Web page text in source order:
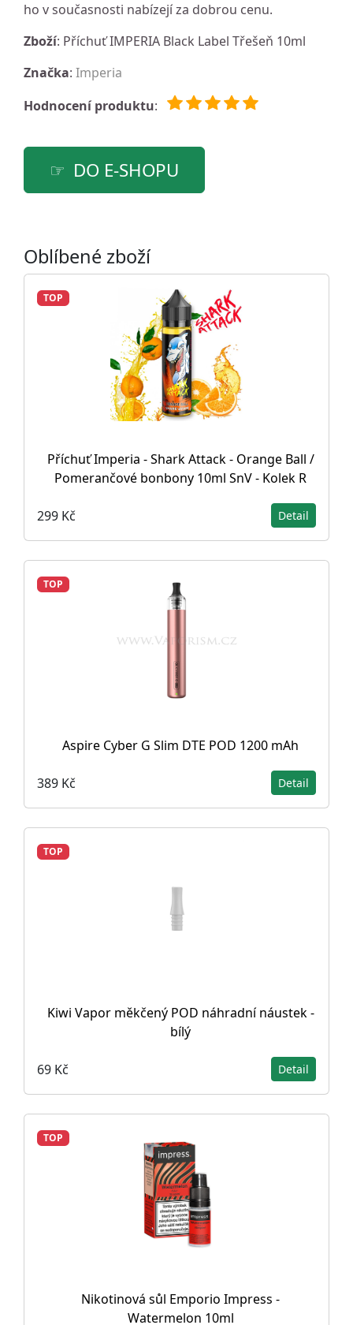
ho v současnosti nabízejí za dobrou cenu.
Zboží: Příchuť IMPERIA Black Label Třešeň 10ml
Značka: Imperia
Hodnocení produktu:
DO E-SHOPU
Oblíbené zboží
TOP
Příchuť Imperia - Shark Attack - Orange Ball /
Pomerančové bonbony 10ml SnV - Kolek R
299 Kč Detail
TOP
Aspire Cyber G Slim DTE POD 1200 mAh
389 Kč Detail
TOP
Kiwi Vapor měkčený POD náhradní náustek -
bílý
69 Kč Detail
TOP
Nikotinová sůl Emporio Impress -
Watermelon 10ml